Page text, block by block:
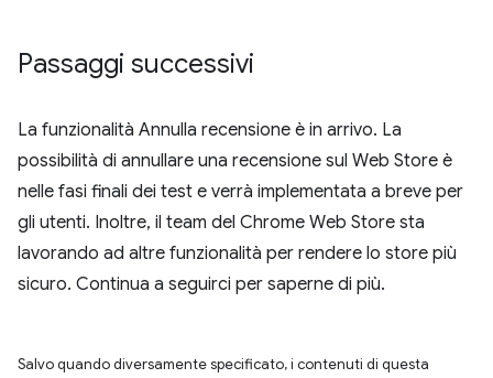
Passaggi successivi
La funzionalità Annulla recensione è in arrivo. La
possibilità di annullare una recensione sul Web Store è
nelle fasi finali dei test e verrà implementata a breve per
gli utenti. Inoltre, il team del Chrome Web Store sta
lavorando ad altre funzionalità per rendere lo store più
sicuro. Continua a seguirci per saperne di più.
Salvo quando diversamente specificato, i contenuti di questa